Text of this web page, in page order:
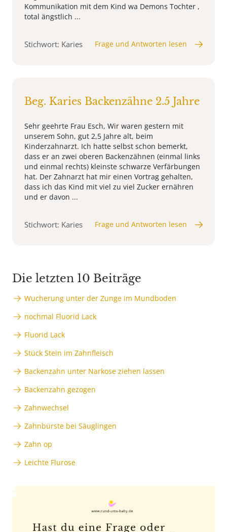
Kommunikation mit dem Kind wa Demons Tochter ,
total ängstlich ...
Stichwort: Karies Frage und Antworten lesen
Beg. Karies Backenzähne 2.5 Jahre
Sehr geehrte Frau Esch, Wir waren gestern mit
unserem Sohn, gut 2,5 Jahre alt, beim
Kinderzahnarzt. Ich hatte selbst schon bemerkt,
dass er an zwei oberen Backenzähnen (einmal links
und einmal rechts) kleinste schwarze Verfärbungen
hat. Der Zahnarzt hat mir einen Vortrag gehalten,
dass ich das Kind mit viel zu viel Zucker ernähren
und er davon ...
Stichwort: Karies Frage und Antworten lesen
Die letzten 10 Beiträge
Wucherung unter der Zunge im Mundboden
nochmal Fluorid Lack
Fluorid Lack
Stück Stein im Zahnfleisch
Backenzahn unter Narkose ziehen lassen
Backenzahn gezogen
Zahnwechsel
Zahnbürste bei Säuglingen
Zahn op
Leichte Flurose